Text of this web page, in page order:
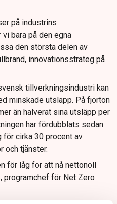
på industrins
bara på den egna
den största delen av
innovationsstrateg på
tillverkningsindustri kan
minskade utsläpp. På fjorton
än halverat sina utsläpp per
har fördubblats sedan
för cirka 30 procent av
och tjänster.
för låg för att nå nettonoll
programchef för Net Zero